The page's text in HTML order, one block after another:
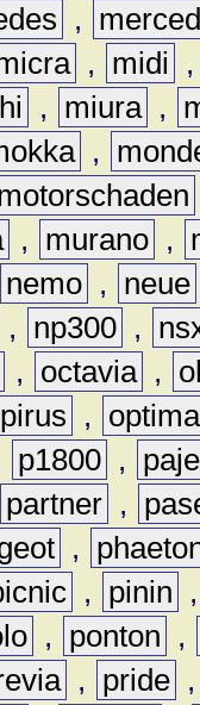
,
, midi
, miura ,
,
, murano ,
nemo , neue
, np300 ,
, octavia ,
,
optima
p1800 ,
partner ,
,
, pinin
, ponton
,
, pride